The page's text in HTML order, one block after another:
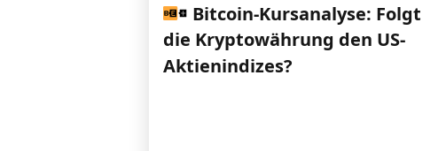
Bitcoin-Kursanalyse: Folgt
die Kryptowährung den US-
Aktienindizes?